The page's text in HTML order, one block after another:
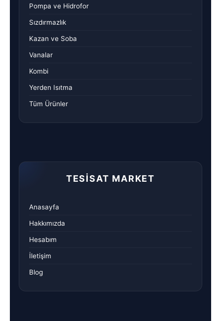
Pompa ve Hidrofor
Sızdırmazlık
Kazan ve Soba
Vanalar
Kombi
Yerden Isıtma
Tüm Ürünler
TESISAT MARKET
Anasayfa
Hakkımızda
Hesabım
İletişim
Blog